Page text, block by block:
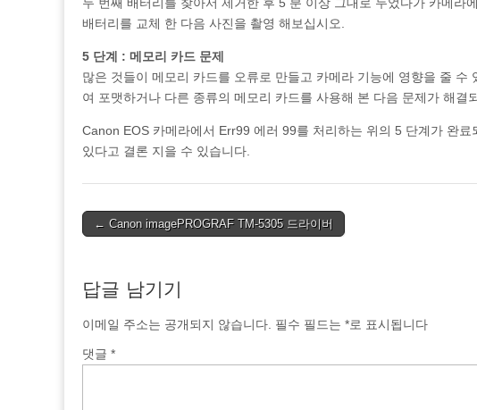
배터리를 교체 한 다음 사진을 촬영 해보십시오.
5 단계 : 메모리 카드 문제
많은 것들이 메모리 카드를 오류로 만들고 카메라 기능에 영향을 줄
여 포맷하거나 다른 종류의 메모리 카드를 사용해 본 다음 문제가 해결
Canon EOS 카메라에서 Err99 에러 99를 처리하는 위의 5 단계가 완
있다고 결론 지을 수 있습니다.
Post
← Canon imagePROGRAF TM-5305 드라이버
답글 남기기
이메일 주소는 공개되지 않습니다. 필수 필드는 *로 표시됩니다
댓글 *